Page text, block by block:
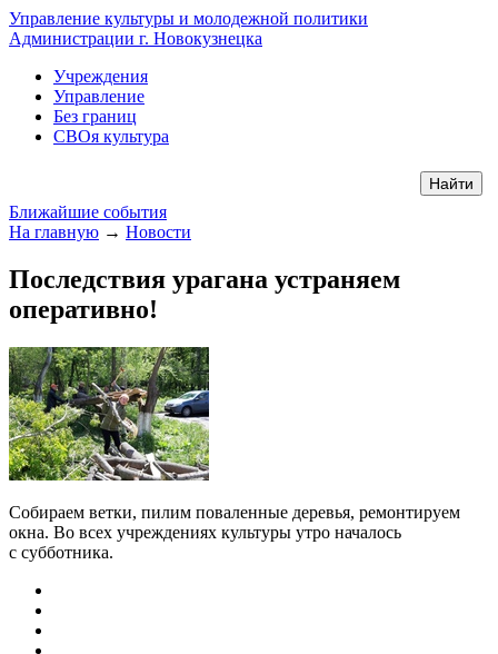
Управление культуры и молодежной политики
Администрации г. Новокузнецка
Учреждения
Управление
Без границ
СВОя культура
Ближайшие события
На главную → Новости
Последствия урагана устраняем
оперативно!
Собираем ветки, пилим поваленные деревья, ремонтируем
окна. Во всех учреждениях культуры утро началось
с субботника.